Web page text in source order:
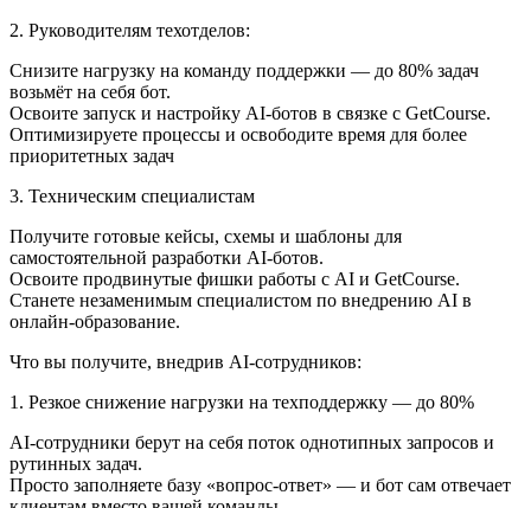
2. Руководителям техотделов:
Снизите нагрузку на команду поддержки — до 80% задач
возьмёт на себя бот.
Освоите запуск и настройку AI-ботов в связке с GetCourse.
Оптимизируете процессы и освободите время для более
приоритетных задач
3. Техническим специалистам
Получите готовые кейсы, схемы и шаблоны для
самостоятельной разработки AI-ботов.
Освоите продвинутые фишки работы с AI и GetCourse.
Станете незаменимым специалистом по внедрению AI в
онлайн-образование.
Что вы получите, внедрив AI‑сотрудников:
1. Резкое снижение нагрузки на техподдержку — до 80%
AI-сотрудники берут на себя поток однотипных запросов и
рутинных задач.
Просто заполняете базу «вопрос-ответ» — и бот сам отвечает